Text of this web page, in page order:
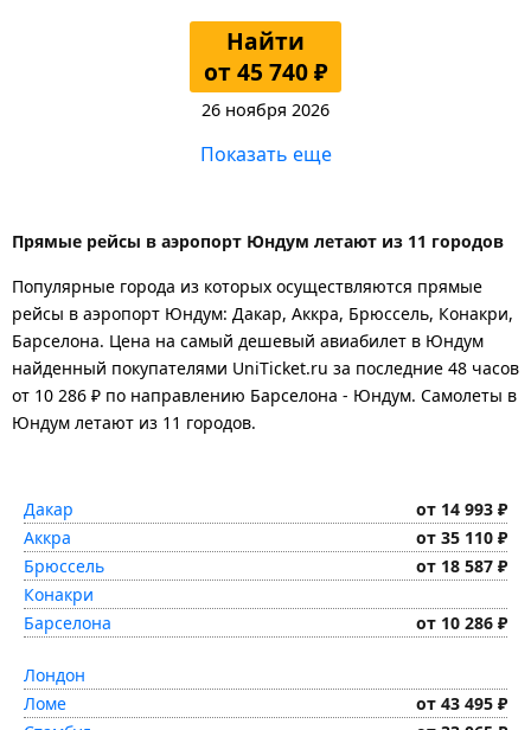
Найти
от 45 740 ₽
26 ноября 2026
Показать еще
Прямые рейсы в аэропорт Юндум летают из 11 городов
Популярные города из которых осуществляются прямые
рейсы в аэропорт Юндум: Дакар, Аккра, Брюссель, Конакри,
Барселона. Цена на самый дешевый авиабилет в Юндум
найденный покупателями UniTicket.ru за последние 48 часов
от 10 286 ₽ по направлению Барселона - Юндум. Самолеты в
Юндум летают из 11 городов.
Дакар
от 14 993 ₽
Аккра
от 35 110 ₽
Брюссель
от 18 587 ₽
Конакри
Барселона
от 10 286 ₽
Лондон
Ломе
от 43 495 ₽